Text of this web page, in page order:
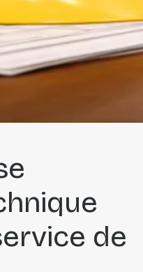
de